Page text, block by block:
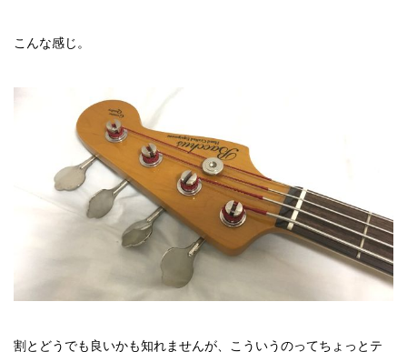
こんな感じ。
割とどうでも良いかも知れませんが、こういうのってちょっとテ